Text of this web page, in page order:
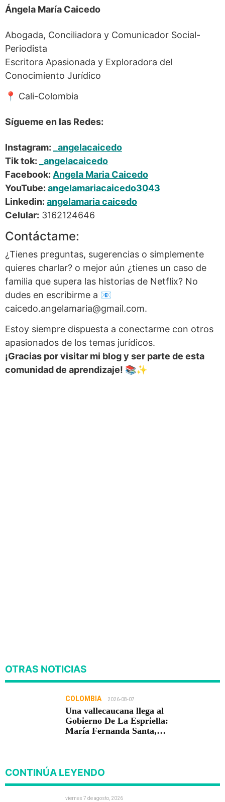
Ángela María Caicedo
Abogada, Conciliadora y Comunicador Social-
Periodista
Escritora Apasionada y Exploradora del
Conocimiento Jurídico
📍 Cali-Colombia
Sígueme en las Redes:
Instagram:
_angelacaicedo
Tik tok:
_angelacaicedo
Facebook: Angela Maria Caicedo
YouTube: angelamariacaicedo3043
Linkedin: angelamaria caicedo
Celular: 3162124646
Contáctame:
¿Tienes preguntas, sugerencias o simplemente
quieres charlar? o mejor aún ¿tienes un caso de
familia que supera las historias de Netflix? No
dudes en escribirme a 📧
caicedo.angelamaria@gmail.com.
Estoy siempre dispuesta a conectarme con otros
apasionados de los temas jurídicos.
¡Gracias por visitar mi blog y ser parte de esta
comunidad de aprendizaje! 📚✨
OTRAS NOTICIAS
COLOMBIA 2026-08-07
Una vallecaucana llega al
Gobierno De La Espriella:
María Fernanda Santa,
CONTINÚA LEYENDO
viernes 7 de agosto, 2026